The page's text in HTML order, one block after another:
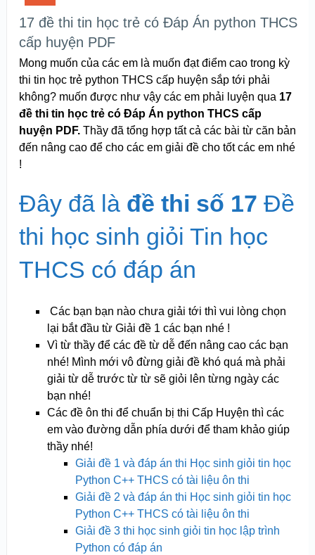
17 đề thi tin học trẻ có Đáp Án python THCS
cấp huyện PDF
Mong muốn của các em là muốn đạt điểm cao trong kỳ
thi tin học trẻ python THCS cấp huyện sắp tới phải
không? muốn được như vậy các em phải luyện qua 17
đề thi tin học trẻ có Đáp Án python THCS cấp
huyện PDF. Thầy đã tổng hợp tất cả các bài từ căn bản
đến nâng cao để cho các em giải đề cho tốt các em nhé
!
Đây đã là đề thi số 17 Đề
thi học sinh giỏi Tin học
THCS có đáp án
Các bạn bạn nào chưa giải tới thì vui lòng chọn
lại bắt đầu từ Giải đề 1 các bạn nhé !
Vì từ thầy để các đề từ dễ đến nâng cao các bạn
nhé! Mình mới vô đừng giải đề khó quá mà phải
giải từ dễ trước từ từ sẽ giỏi lên từng ngày các
bạn nhé!
Các đề ôn thi để chuẩn bị thi Cấp Huyện thì các
em vào đường dẫn phía dưới để tham khảo giúp
thầy nhé!
Giải đề 1 và đáp án thi Học sinh giỏi tin học
Python C++ THCS có tài liệu ôn thi
Giải đề 2 và đáp án thi Học sinh giỏi tin học
Python C++ THCS có tài liệu ôn thi
Giải đề 3 thi học sinh giỏi tin học lập trình
Python có đáp án